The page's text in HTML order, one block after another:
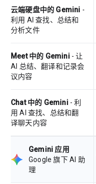
云端硬盘中的 Gemini -
利用 AI 查找、总结和
分析文件
Meet 中的 Gemini- 让
AI 总结、翻译和记录会
议内容
Chat 中的 Gemini- 利
用 AI 查找、总结和翻
译聊天内容
Gemini 应用
Google 旗下 AI 助
理